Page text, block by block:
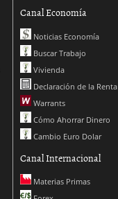
Canal Economía
Noticias Economía
Buscar Trabajo
Vivienda
Declaración de la Renta
Warrants
Cómo Ahorrar Dinero
Cambio Euro Dolar
Canal Internacional
Materias Primas